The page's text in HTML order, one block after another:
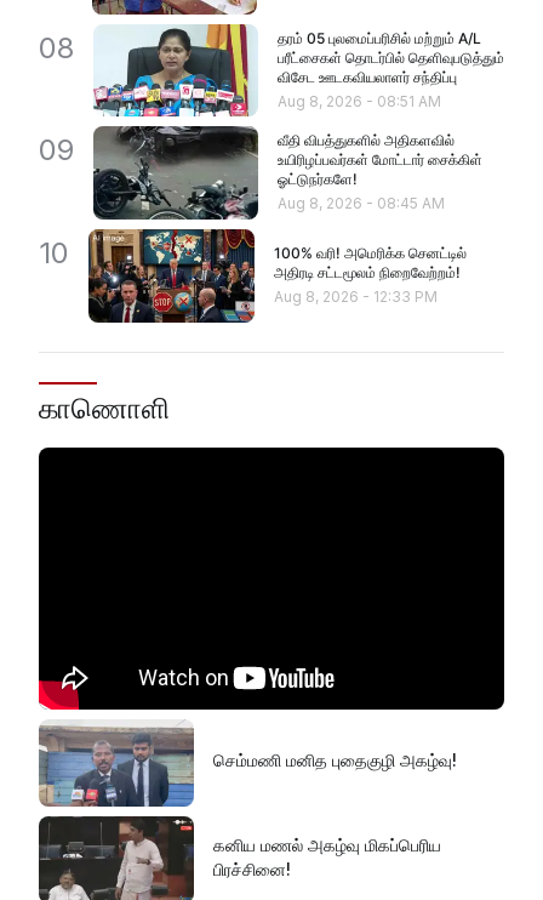
08
தரம் 05 புலமைப்பரிசில் மற்றும் A/L
பரீட்சைகள் தொடர்பில் தெளிவுபடுத்தும்
விசேட ஊடகவியலாளர் சந்திப்பு
Aug 8, 2026 - 08:51 AM
09
வீதி விபத்துகளில் அதிகளவில்
உயிரிழப்பவர்கள் மோட்டார் சைக்கிள்
ஓட்டுநர்களே!
Aug 8, 2026 - 08:45 AM
10
100% வரி! அமெரிக்க செனட்டில்
அதிரடி சட்டமூலம் நிறைவேற்றம்!
Aug 8, 2026 - 12:33 PM
காணொளி
செம்மணி மனித புதைகுழி அகழ்வு!
கனிய மணல் அகழ்வு மிகப்பெரிய
பிரச்சினை!